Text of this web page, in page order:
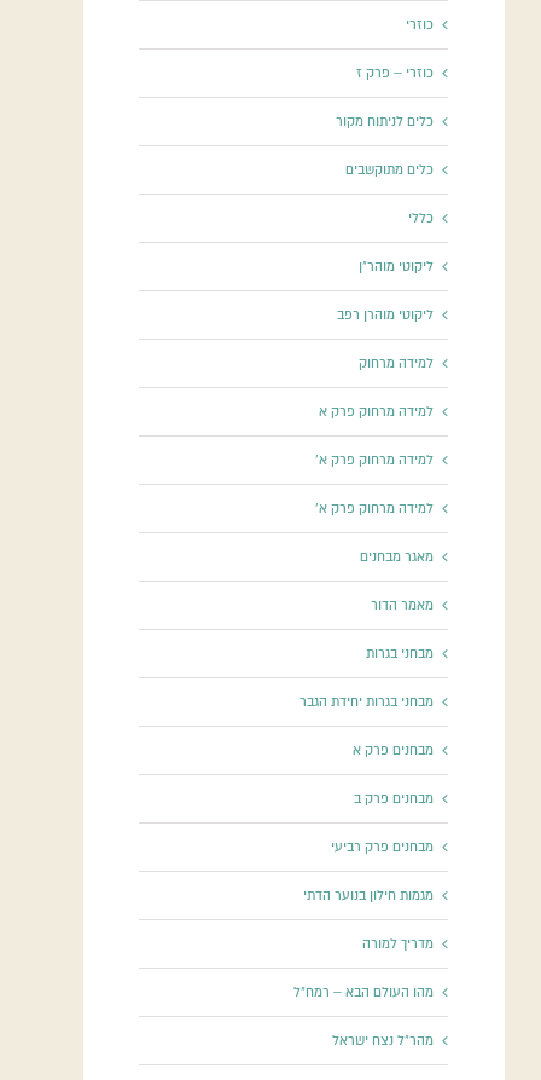
כוזרי
כוזרי – פרק ז
כלים לניתוח מקור
כלים מתוקשבים
כללי
ליקוטי מוהר"ן
ליקוטי מוהרן רפב
למידה מרחוק
למידה מרחוק פרק א
למידה מרחוק פרק א'
למידה מרחוק פרק א'
מאגר מבחנים
מאמר הדור
מבחני בגרות
מבחני בגרות יחידת הגבר
מבחנים פרק א
מבחנים פרק ב
מבחנים פרק רביעי
מגמות חילון בנוער הדתי
מדריך למורה
מהו העולם הבא – רמח"ל
מהר"ל נצח ישראל